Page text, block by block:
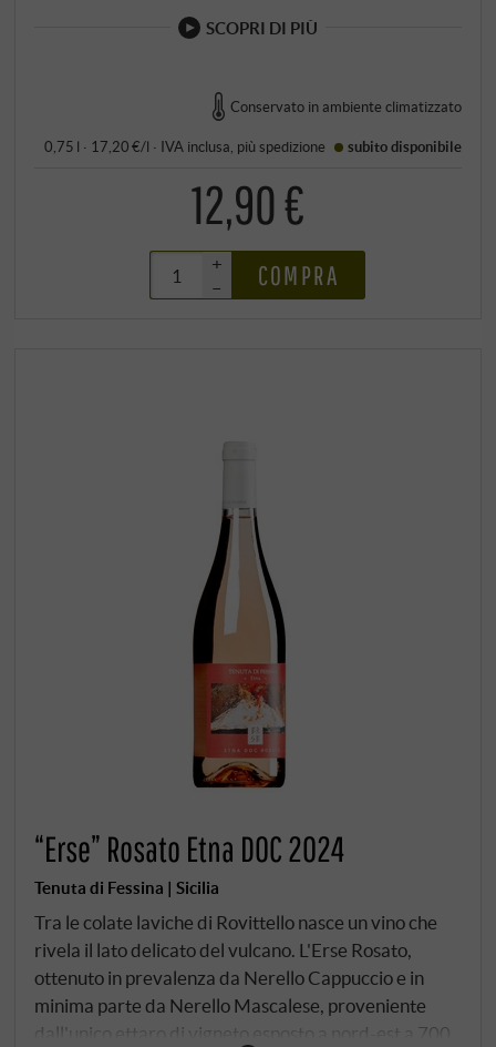
SCOPRI DI PIÙ
Conservato in ambiente climatizzato
0,75 l · 17,20 €/l · IVA inclusa , piùspedizione subito disponibile
12,90 €
+
–
COMPRA
“Erse” Rosato Etna DOC 2024
Tenuta di Fessina | Sicilia
Tra le colate laviche di Rovittello nasce un vino che
rivela il lato delicato del vulcano. L'Erse Rosato,
ottenuto in prevalenza da Nerello Cappuccio e in
minima parte da Nerello Mascalese, proveniente
dall'unico ettaro di vigneto esposto a nord-est a 700